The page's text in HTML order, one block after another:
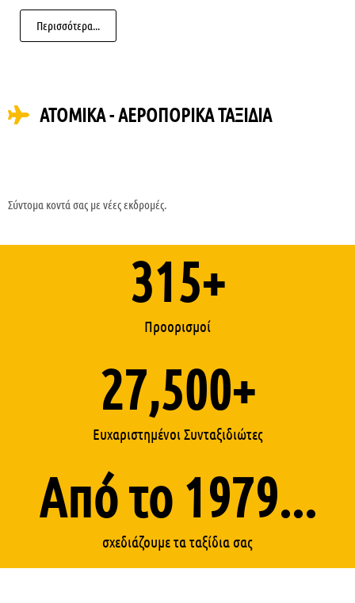
Περισσότερα...
ΑΤΟΜΙΚΑ - ΑΕΡΟΠΟΡΙΚΑ ΤΑΞΙΔΙΑ
Σύντομα κοντά σας με νέες εκδρομές.
Προορισμοί
315+
Ευχαριστημένοι Συνταξιδιώτες
27,500+
σχεδιάζουμε τα ταξίδια σας
Από το 1979...